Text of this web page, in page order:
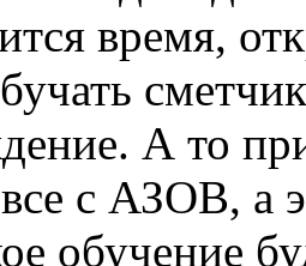
время,
А то
с АЗОВ, а
обучение